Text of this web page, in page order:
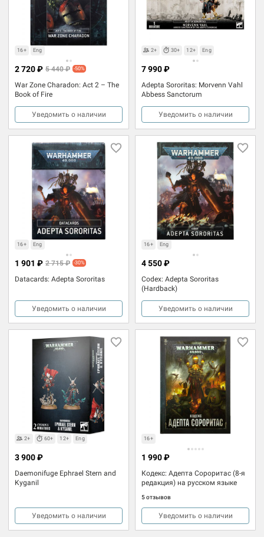
16+ Eng
War Zone Charadon: Act 2 – The
Book of Fire
2 720 ₽ 5 440 ₽ -50%
Уведомить о наличии
2+ 30+ 12+ Eng
Adepta Sororitas: Morvenn Vahl
Abbess Sanctorum
7 990 ₽
Уведомить о наличии
16+ Eng
Datacards: Adepta Sororitas
1 901 ₽ 2 715 ₽ -30%
Уведомить о наличии
16+ Eng
Codex: Adepta Sororitas
(Hardback)
4 550 ₽
Уведомить о наличии
2+ 60+ 12+ Eng
Daemonifuge Ephrael Stern and
Kyganil
3 900 ₽
Уведомить о наличии
16+
Кодекс: Адепта Сороритас (8-я
редакция) на русском языке
5 отзывов
1 990 ₽
Уведомить о наличии